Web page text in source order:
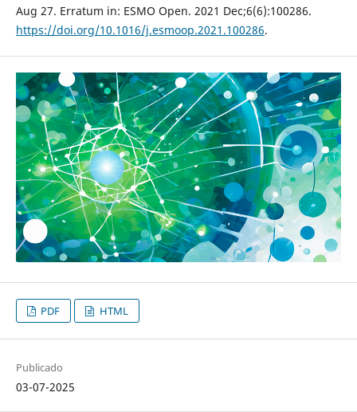
Aug 27. Erratum in: ESMO Open. 2021 Dec;6(6):100286.
https://doi.org/10.1016/j.esmoop.2021.100286.
PDF HTML
Publicado
03-07-2025